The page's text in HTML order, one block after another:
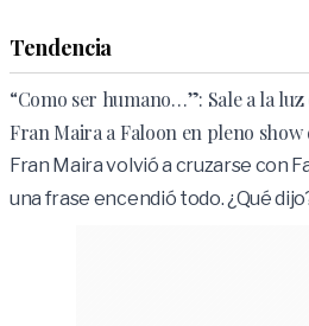
Tendencia
“Como ser humano…”: Sale a la
Fran Maira a Faloon en pleno show
Fran Maira volvió a cruzarse con
una frase encendió todo. ¿Qué